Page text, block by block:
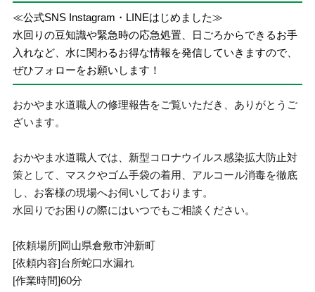
≪公式SNS Instagram・LINEはじめました≫
水回りの豆知識や緊急時の応急処置、日ごろからできるお手
入れなど、水に関わるお得な情報を発信していきますので、
ぜひフォローをお願いします！
おかやま水道職人の修理報告をご覧いただき、ありがとうご
ざいます。
おかやま水道職人では、新型コロナウイルス感染拡大防止対
策として、マスクやゴム手袋の着用、アルコール消毒を徹底
し、お客様の現場へお伺いしております。
水回りでお困りの際にはいつでもご相談ください。
[依頼場所]岡山県倉敷市沖新町
[依頼内容]台所蛇口水漏れ
[作業時間]60分